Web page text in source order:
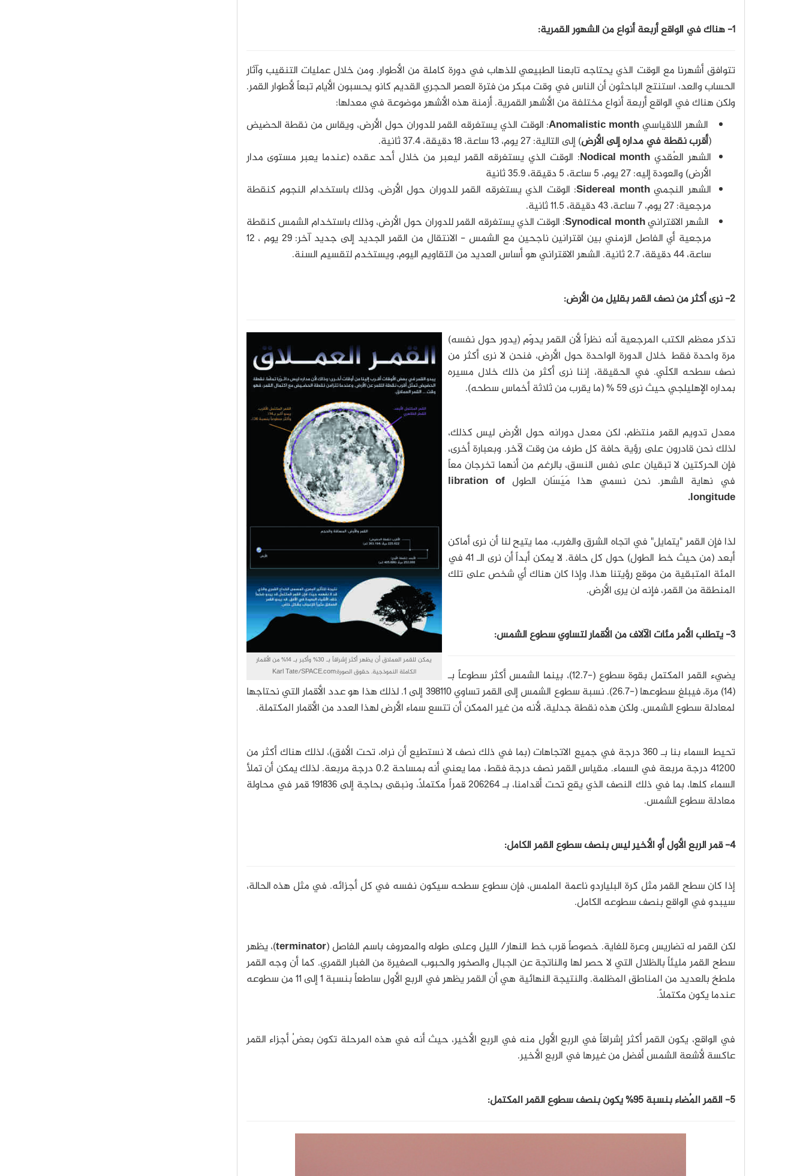
1- هناك في الواقع أربعة أنواع من الشهور القمرية:
تتوافق أشهرنا مع الوقت الذي يحتاجه تابعنا الطبيعي للذهاب في دورة كاملة من الأطوار. ومن خلال عمليات التنقيب وآثار
الحساب والعد، استنتج الباحثون أن الناس في وقت مبكر من فترة العصر الحجري القديم كانو يحسبون الأيام تبعاً لأطوار القمر.
ولكن هناك في الواقع أربعة أنواع مختلفة من الأشهر القمرية. أزمنة هذه الأشهر موضوعة في معدلها:
الشهر اللاقياسيAnomalistic month: الوقت الذي يستغرقه القمر للدوران حول الأرض، ويقاس من نقطة الحضيض
(أقرب نقطة في مداره إلى الأرض) إلى التالية: 27 يوم، 13 ساعة، 18 دقيقة، 37.4 ثانية.
الشهر العُقديNodical month
: الوقت الذي يستغرقه القمر ليعبر من خلال أحد عقده (عندما يعبر مستوى مدار
الأرض) والعودة إليه: 27 يوم، 5 ساعة، 5 دقيقة، 35.9 ثانية
الشهر النجميSidereal month: الوقت الذي يستغرقه القمر للدوران حول الأرض، وذلك باستخدام النجوم كنقطة
مرجعية: 27 يوم، 7 ساعة، 43 دقيقة، 11.5 ثانية.
الشهر الاقترانيSynodical month: الوقت الذي يستغرقه القمر للدوران حول الأرض، وذلك باستخدام الشمس كنقطة
مرجعية أي الفاصل الزمني بين اقترانين ناجحين مع الشمس - الانتقال من القمر الجديد إلى جديد آخر: 29 يوم ، 12
ساعة، 44 دقيقة، 2.7 ثانية. الشهر الاقتراني هو أساس العديد من التقاويم اليوم، ويستخدم لتقسيم السنة.
2- نرى أكثر من نصف القمر بقليل من الأرض:
يمكن للقمر العملاق أن يظهر أكثر إشراقاً بـ 30% وأكبر بـ 14% من الأقمار
الكاملة النموذجية. حقوق الصورة:Karl Tate/SPACE.com
تذكر معظم الكتب المرجعية أنه نظراً لأن القمر يدوّم (يدور حول نفسه)
مرة واحدة فقط خلال الدورة الواحدة حول الأرض، فنحن لا نرى أكثر من
نصف سطحه الكلّي. في الحقيقة، إننا نرى أكثر من ذلك خلال مسيره
بمداره الإهليلجي حيث نرى 59 % (ما يقرب من ثلاثة أخماس سطحه).
معدل تدويم القمر منتظم، لكن معدل دورانه حول الأرض ليس كذلك،
لذلك نحن قادرون على رؤية حافة كل طرف من وقت لآخر. وبعبارة أخرى،
فإن الحركتين لا تبقيان على نفس النسق، بالرغم من أنهما تخرجان معاً
في نهاية الشهر. نحن نسمي هذا مَيَسَان الطولlibration of
longitude.
لذا فإن القمر "يتمايل" في اتجاه الشرق والغرب، مما يتيح لنا أن نرى أماكن
أبعد (من حيث خط الطول) حول كل حافة. لا يمكن أبداً أن نرى الـ 41 في
المئة المتبقية من موقع رؤيتنا هذا، وإذا كان هناك أي شخص على تلك
المنطقة من القمر، فإنه لن يرى الأرض.
3- يتطلب الأمر مئات الآلاف من الأقمار لتساوي سطوع الشمس:
يضيء القمر المكتمل بقوة سطوع (-12.7)، بينما الشمس أكثر سطوعاً بـ
(14) مرة، فيبلغ سطوعها (-26.7). نسبة سطوع الشمس إلى القمر تساوي 398110 إلى 1. لذلك هذا هو عدد الأقمار التي نحتاجها
لمعادلة سطوع الشمس. ولكن هذه نقطة جدلية، لأنه من غير الممكن أن تتسع سماء الأرض لهذا العدد من الأقمار المكتملة.
تحيط السماء بنا بـ 360 درجة في جميع الاتجاهات (بما في ذلك نصف لا نستطيع أن نراه، تحت الأفق)، لذلك هناك أكثر من
41200 درجة مربعة في السماء. مقياس القمر نصف درجة فقط، مما يعني أنه بمساحة 0.2 درجة مربعة. لذلك يمكن أن تملأ
السماء كلها، بما في ذلك النصف الذي يقع تحت أقدامنا، بـ 206264 قمراً مكتملاً، ونبقى بحاجة إلى 191836 قمر في محاولة
معادلة سطوع الشمس.
4- قمر الربع الأول أو الأخير ليس بنصف سطوع القمر الكامل:
إذا كان سطح القمر مثل كرة البلياردو ناعمة الملمس، فإن سطوع سطحه سيكون نفسه في كل أجزائه. في مثل هذه الحالة،
سيبدو في الواقع بنصف سطوعه الكامل.
لكن القمر له تضاريس وعرة للغاية. خصوصاً قرب خط النهار/ الليل وعلى طوله والمعروف باسم الفاصل (terminator)، يظهر
سطح القمر مليئاً بالظلال التي لا حصر لها والناتجة عن الجبال والصخور والحبوب الصغيرة من الغبار القمري. كما أن وجه القمر
ملطخ بالعديد من المناطق المظلمة. والنتيجة النهائية هي أن القمر يظهر في الربع الأول ساطعاً بنسبة 1 إلى 11 من سطوعه
عندما يكون مكتملاً.
في الواقع، يكون القمر أكثر إشراقاً في الربع الأول منه في الربع الأخير، حيث أنه في هذه المرحلة تكون بعضُ أجزاء القمر
عاكسة لأشعة الشمس أفضل من غيرها في الربع الأخير.
5- القمر المُضاء بنسبة 95% يكون بنصف سطوع القمر المكتمل: